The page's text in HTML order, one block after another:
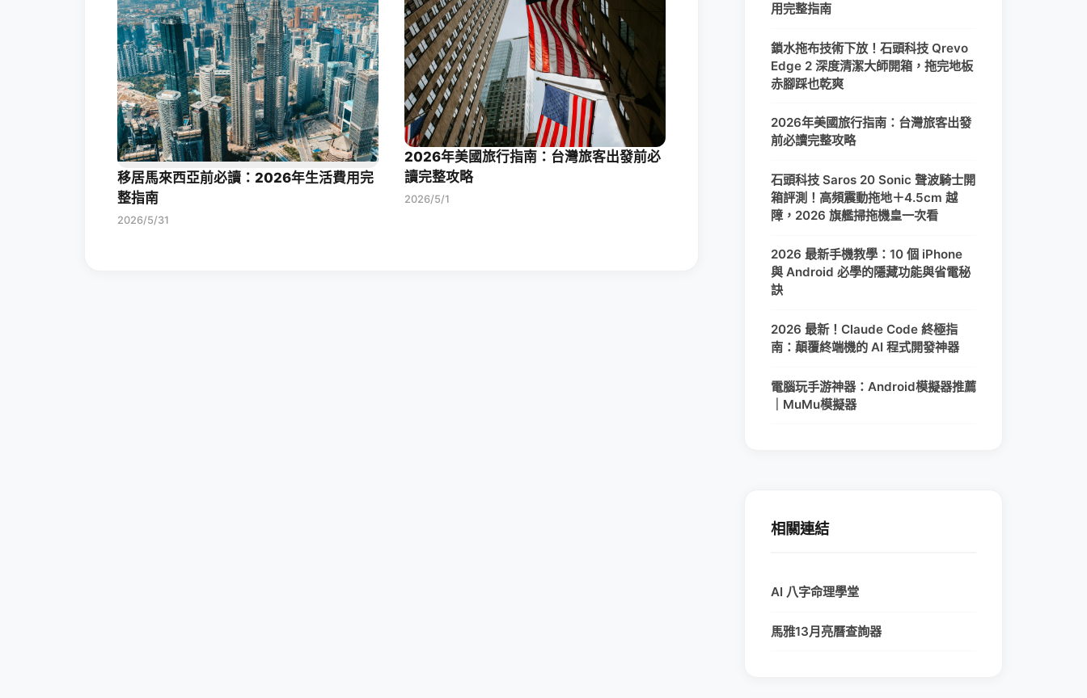
移居馬來西亞前必讀：2026年生活費用完
整指南
2026/5/31
2026年美國旅行指南：台灣旅客出發前必
讀完整攻略
2026/5/1
用完整指南
鎖水拖布技術下放！石頭科技 Qrevo
Edge 2 深度清潔大師開箱，拖完地板
赤腳踩也乾爽
2026年美國旅行指南：台灣旅客出發
前必讀完整攻略
石頭科技 Saros 20 Sonic 聲波騎士開
箱評測！高頻震動拖地＋4.5cm 越
障，2026 旗艦掃拖機皇一次看
2026 最新手機教學：10 個 iPhone
與 Android 必學的隱藏功能與省電秘
訣
2026 最新！Claude Code 終極指
南：顛覆終端機的 AI 程式開發神器
電腦玩手游神器：Android模擬器推薦
｜MuMu模擬器
相關連結
AI 八字命理學堂
馬雅13月亮曆查詢器